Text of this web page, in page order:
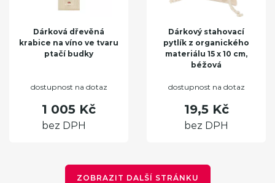
Dárková dřevěná
krabice na víno ve tvaru
ptačí budky
dostupnost na dotaz
1 005 Kč
bez DPH
Dárkový stahovací
pytlík z organického
materiálu 15 x 10 cm,
béžová
dostupnost na dotaz
19,5 Kč
bez DPH
ZOBRAZIT DALŠÍ STRÁNKU